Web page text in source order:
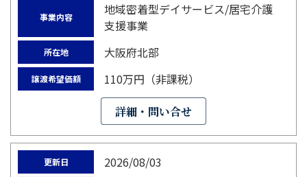
事業内容
地域密着型デイサービス/居宅介護
支援事業
所在地 大阪府北部
譲渡希望価額 110万円（非課税）
詳細・問い合せ
更新日 2026/08/03